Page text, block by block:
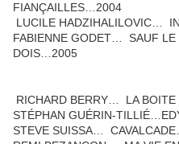
FIANÇAILLES…2004
LUCILE HADZIHALILOVIC…
FABIENNE GODET… SAUF LE
DOIS…2005
RICHARD BERRY… LA
STÉPHAN GUÉRIN-
STEVE SUISSA…